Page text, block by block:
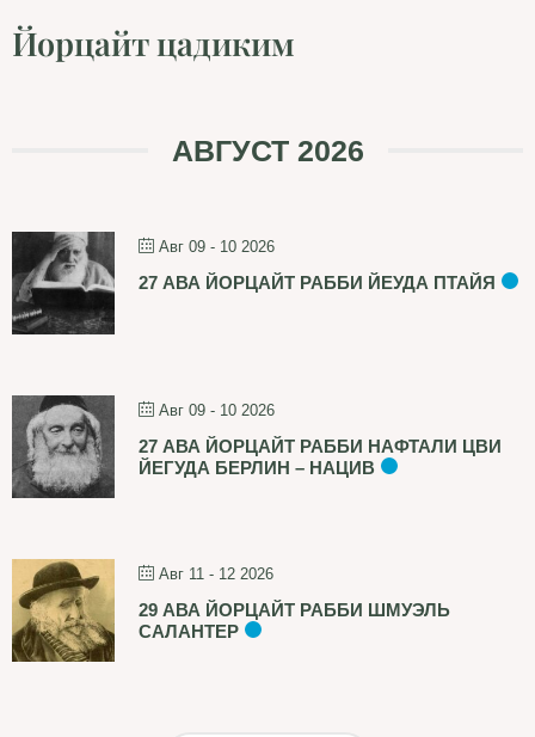
Йорцайт цадиким
АВГУСТ 2026
Авг 09 - 10 2026
27 АВА ЙОРЦАЙТ РАББИ ЙЕУДА ПТАЙЯ
Авг 09 - 10 2026
27 АВА ЙОРЦАЙТ РАББИ НАФТАЛИ ЦВИ
ЙЕГУДА БЕРЛИН – НАЦИВ
Авг 11 - 12 2026
29 АВА ЙОРЦАЙТ РАББИ ШМУЭЛЬ
САЛАНТЕР